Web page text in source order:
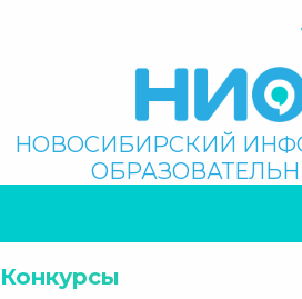
Поиск
НОВОСИБИРСКИЙ
НАВИГАЦИЯ
Конкурсы